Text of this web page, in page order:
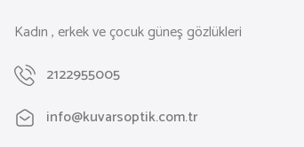
Kadın , erkek ve çocuk güneş gözlükleri
2122955005
info@kuvarsoptik.com.tr